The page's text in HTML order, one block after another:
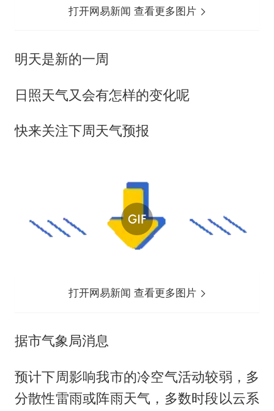
打开网易新闻 查看更多图片
明天是新的一周
日照天气又会有怎样的变化呢
快来关注下周天气预报
打开网易新闻 查看更多图片
据市气象局消息
预计下周影响我市的冷空气活动较弱，多
分散性雷雨或阵雨天气，多数时段以云系